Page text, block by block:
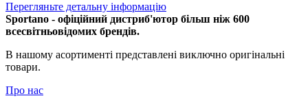
Перегляньте детальну інформацію
Sportano - офіційний дистриб'ютор більш ніж 600
всесвітньовідомих брендів.
В нашому асортименті представлені виключно оригінальні
товари.
Про нас